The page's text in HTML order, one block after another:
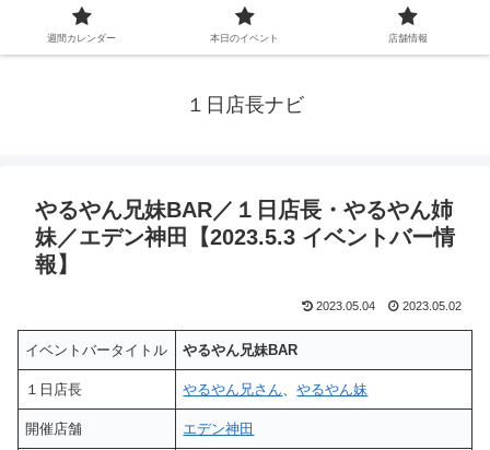
１日店長ナビ
やるやん兄妹BAR／１日店長・やるやん姉
妹／エデン神田【2023.5.3 イベントバー情
報】
2023.05.04 2023.05.02
イベントバータイトル やるやん兄妹BAR
１日店長 やるやん兄さん、やるやん妹
開催店舗 エデン神 田
週間カレンダー 本日のイベント 店舗情報